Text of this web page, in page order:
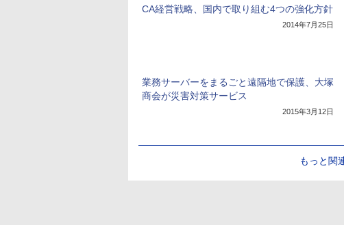
CA経営戦略、国内で取り組む4つの強化方針
2014年7月25日
業務サーバーをまるごと遠隔地で保護、大塚
商会が災害対策サービス
2015年3月12日
もっと関